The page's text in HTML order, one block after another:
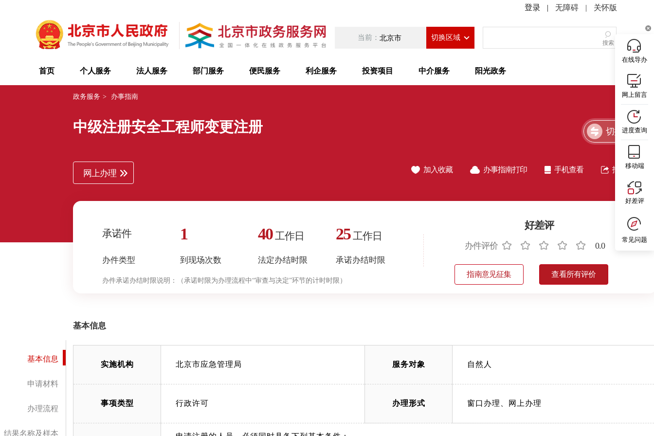
| 无障碍 | 关怀版
当前： 北京市 切换区域
搜索
首页 个人服务 法人服务 部门服务 便民服务 利企服务 投资项目 中介服务 阳光政务
政务服务 > 办事指南
中级注册安全工程师变更注册 切换简洁版
网上办理 加入收藏 办事指南打印 手机查看 指南分享
承诺件
办件类型
1
到现场次数
40工作日
法定办结时限
25工作日
承诺办结时限
好差评
办件评价 0.0
指南意见征集 查看所有评价
办件承诺办结时限说明： （承诺时限为办理流程中“审查与决定”环节的计时时限）
基本信息
申请材料
办理流程
结果名称及样本
基本信息
实施机构 北京市应急管理局 服务对象 自然人
事项类型 行政许可 办理形式 窗口办理、网上办理
在线导办
网上留言
进度查询
移动端
好差评
常见问题